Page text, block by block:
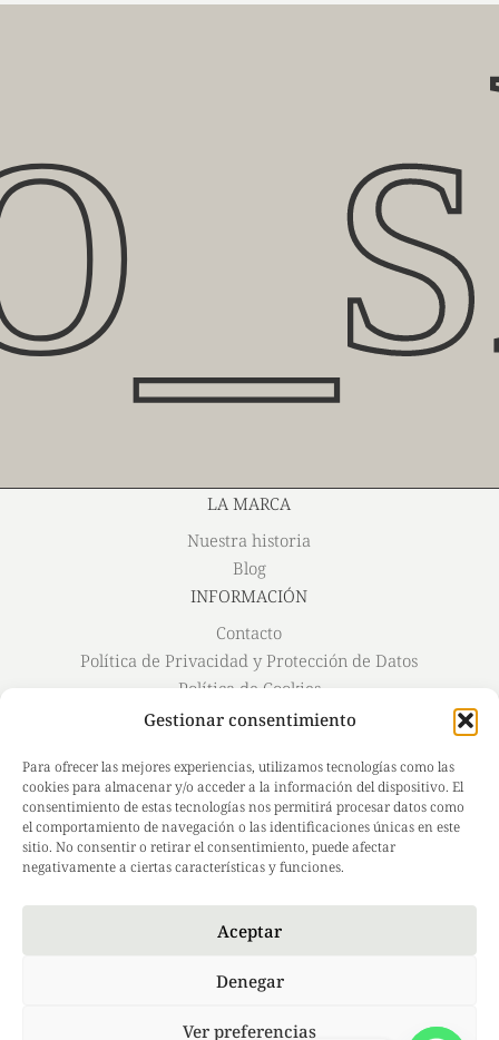
Gestionar consentimiento
Para ofrecer las mejores experiencias, utilizamos tecnologías como las
cookies para almacenar y/o acceder a la información del dispositivo. El
consentimiento de estas tecnologías nos permitirá procesar datos como
el comportamiento de navegación o las identificaciones únicas en este
sitio. No consentir o retirar el consentimiento, puede afectar
negativamente a ciertas características y funciones.
Aceptar
Denegar
Ver preferencias
LA MARCA
Nuestra historia
Blog
INFORMACIÓN
Contacto
Política de Privacidad y Protección de Datos
Política de Cookies
Aviso Legal
#MildoSkin
Instagram
Facebook
TikTok